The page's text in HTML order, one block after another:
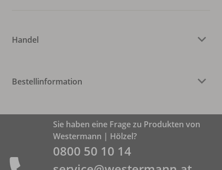
Handel
Bestellinformation
Sie haben eine Frage zu Produkten von
Westermann | Hölzel?
0800 50 10 14